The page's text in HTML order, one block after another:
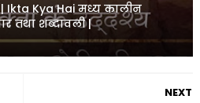
| Ikta Kya Hai मध्य कालीन
तथा शब्दावली |
NEXT